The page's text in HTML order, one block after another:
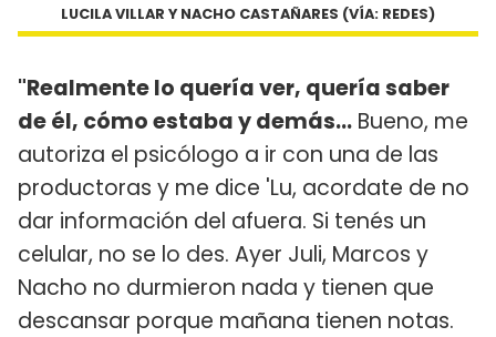
LUCILA VILLAR Y NACHO CASTAÑARES (VÍA: REDES)
"Realmente lo quería ver, quería saber
de él, cómo estaba y demás... Bueno, me
autoriza el psicólogo a ir con una de las
productoras y me dice 'Lu, acordate de no
dar información del afuera. Si tenés un
celular, no se lo des. Ayer Juli, Marcos y
Nacho no durmieron nada y tienen que
descansar porque mañana tienen notas.